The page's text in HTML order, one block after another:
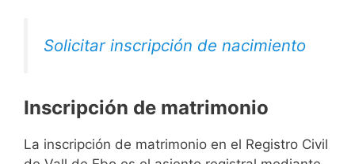
Solicitar inscripción de nacimiento
Inscripción de matrimonio
La inscripción de matrimonio en el Registro Civil